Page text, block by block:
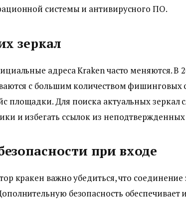
системы и антивирусного ПО.
зеркал
адреса Kraken часто меняются. В
с большим количеством фишинговых
площадки. Для поиска актуальных зеркал
и избегать ссылок из
при входе
кракен важно убедиться, что
безопасность обеспечивает